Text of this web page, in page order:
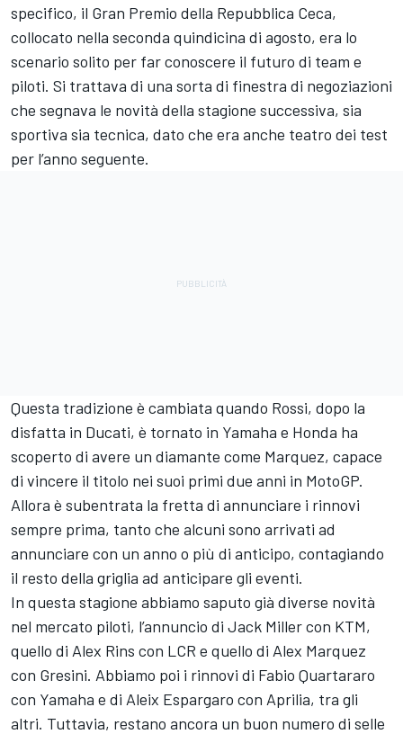
specifico, il Gran Premio della Repubblica Ceca,
collocato nella seconda quindicina di agosto, era lo
scenario solito per far conoscere il futuro di team e
piloti. Si trattava di una sorta di finestra di negoziazioni
che segnava le novità della stagione successiva, sia
sportiva sia tecnica, dato che era anche teatro dei test
per l’anno seguente.
Questa tradizione è cambiata quando Rossi, dopo la
disfatta in Ducati, è tornato in Yamaha e Honda ha
scoperto di avere un diamante come Marquez, capace
di vincere il titolo nei suoi primi due anni in MotoGP.
Allora è subentrata la fretta di annunciare i rinnovi
sempre prima, tanto che alcuni sono arrivati ad
annunciare con un anno o più di anticipo, contagiando
il resto della griglia ad anticipare gli eventi.
In questa stagione abbiamo saputo già diverse novità
nel mercato piloti, l’annuncio di Jack Millercon KTM,
quello di Alex Rins con LCR e quello di Alex Marquez
con Gresini. Abbiamo poi i rinnovi di Fabio Quartararo
con Yamaha e di Aleix Espargaro con Aprilia, tra gli
altri. Tuttavia, restano ancora un buon numero di selle